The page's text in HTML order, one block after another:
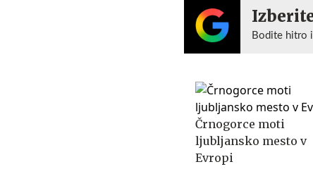
Bodite hitro
Črnogorce moti
ljubljansko mesto v
Evropi